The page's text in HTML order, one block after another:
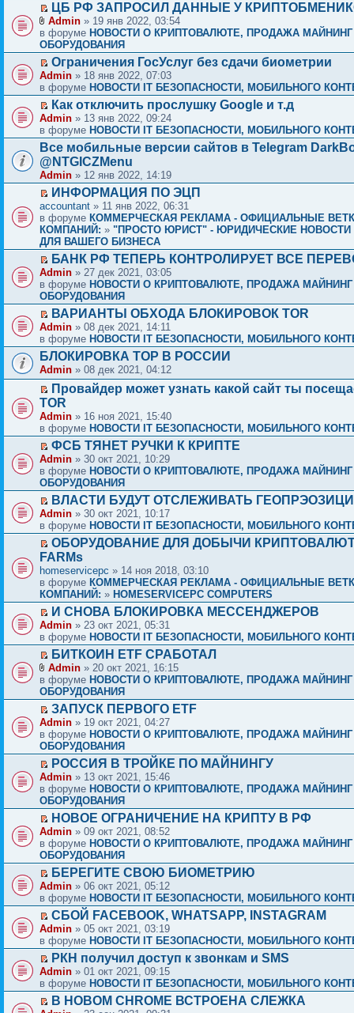
ЦБ РФ ЗАПРОСИЛ ДАННЫЕ У
Admin » 19 янв 2022, 03:54
в форуме НОВОСТИ О КРИПТОВАЛЮТЕ, ПРОДАЖА МАЙНИНГ
ОБОРУДОВАНИЯ
Ограничения ГосУслуг без сдачи биометрии
Admin » 18 янв 2022, 07:03
в форуме НОВОСТИ IT БЕЗОПАСНОСТИ, МОБИЛЬНОГО
Как отключить прослушку Google и т.д
Admin » 13 янв 2022, 09:24
в форуме НОВОСТИ IT БЕЗОПАСНОСТИ, МОБИЛЬНОГО
Все мобильные версии сайтов в Telegram
@NTGICZMenu
Admin » 12 янв 2022, 14:19
ИНФОРМАЦИЯ ПО ЭЦП
accountant » 11 янв 2022, 06:31
в форуме КОММЕРЧЕСКАЯ РЕКЛАМА - ОФИЦИАЛЬНЫЕ
КОМПАНИЙ: » "ПРОСТО ЮРИСТ" - ЮРИДИЧЕСКИЕ НОВОСТИ
ДЛЯ ВАШЕГО БИЗНЕСА
БАНК РФ ТЕПЕРЬ КОНТРОЛИРУЕТ ВСЕ
Admin » 27 дек 2021, 03:05
в форуме НОВОСТИ О КРИПТОВАЛЮТЕ, ПРОДАЖА МАЙНИНГ
ОБОРУДОВАНИЯ
ВАРИАНТЫ ОБХОДА БЛОКИРОВОК TOR
Admin » 08 дек 2021, 14:11
в форуме НОВОСТИ IT БЕЗОПАСНОСТИ, МОБИЛЬНОГО
БЛОКИРОВКА ТОР В РОССИИ
Admin » 08 дек 2021, 04:12
Провайдер может узнать какой сайт ты
TOR
Admin » 16 ноя 2021, 15:40
в форуме НОВОСТИ IT БЕЗОПАСНОСТИ, МОБИЛЬНОГО
ФСБ ТЯНЕТ РУЧКИ К КРИПТЕ
Admin » 30 окт 2021, 10:29
в форуме НОВОСТИ О КРИПТОВАЛЮТЕ, ПРОДАЖА МАЙНИНГ
ОБОРУДОВАНИЯ
ВЛАСТИ БУДУТ ОТСЛЕЖИВАТЬ
Admin » 30 окт 2021, 10:17
в форуме НОВОСТИ IT БЕЗОПАСНОСТИ, МОБИЛЬНОГО
ОБОРУДОВАНИЕ ДЛЯ ДОБЫЧИ КРИПТОВАЛЮТ
FARMs
homeservicepc » 14 ноя 2018, 03:10
в форуме КОММЕРЧЕСКАЯ РЕКЛАМА - ОФИЦИАЛЬНЫЕ
КОМПАНИЙ: » HOMESERVICEPC COMPUTERS
И СНОВА БЛОКИРОВКА МЕССЕНДЖЕРОВ
Admin » 23 окт 2021, 05:31
в форуме НОВОСТИ IT БЕЗОПАСНОСТИ, МОБИЛЬНОГО
БИТКОИН ETF СРАБОТАЛ
Admin » 20 окт 2021, 16:15
в форуме НОВОСТИ О КРИПТОВАЛЮТЕ, ПРОДАЖА МАЙНИНГ
ОБОРУДОВАНИЯ
ЗАПУСК ПЕРВОГО ETF
Admin » 19 окт 2021, 04:27
в форуме НОВОСТИ О КРИПТОВАЛЮТЕ, ПРОДАЖА МАЙНИНГ
ОБОРУДОВАНИЯ
РОССИЯ В ТРОЙКЕ ПО МАЙНИНГУ
Admin » 13 окт 2021, 15:46
в форуме НОВОСТИ О КРИПТОВАЛЮТЕ, ПРОДАЖА МАЙНИНГ
ОБОРУДОВАНИЯ
НОВОЕ ОГРАНИЧЕНИЕ НА КРИПТУ В РФ
Admin » 09 окт 2021, 08:52
в форуме НОВОСТИ О КРИПТОВАЛЮТЕ, ПРОДАЖА МАЙНИНГ
ОБОРУДОВАНИЯ
БЕРЕГИТЕ СВОЮ БИОМЕТРИЮ
Admin » 06 окт 2021, 05:12
в форуме НОВОСТИ IT БЕЗОПАСНОСТИ, МОБИЛЬНОГО
СБОЙ FACEBOOK, WHATSAPP, INSTAGRAM
Admin » 05 окт 2021, 03:19
в форуме НОВОСТИ IT БЕЗОПАСНОСТИ, МОБИЛЬНОГО
РКН получил доступ к звонкам и SMS
Admin » 01 окт 2021, 09:15
в форуме НОВОСТИ IT БЕЗОПАСНОСТИ, МОБИЛЬНОГО
В НОВОМ CHROME ВСТРОЕНА СЛЕЖКА